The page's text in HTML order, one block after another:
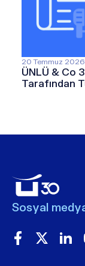
20 Temmuz
ÜNLÜ & Co
Sosyal